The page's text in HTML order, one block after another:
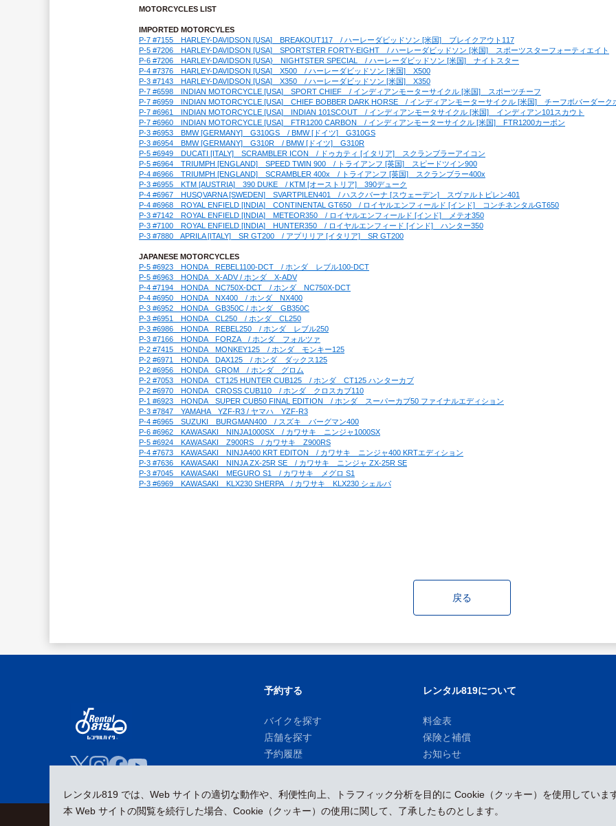
MOTORCYCLES LIST
IMPORTED MOTORCYLES
P-7 #7155　HARLEY-DAVIDSON [USA]　BREAKOUT117　/ ハーレーダビッドソン [米国]　ブレイクアウト117
P-5 #7206　HARLEY-DAVIDSON [USA]　SPORTSTER FORTY-EIGHT　/ ハーレーダビッドソン [米国]　スポーツスターフォーティエイト
P-6 #7206　HARLEY-DAVIDSON [USA}　NIGHTSTER SPECIAL　/ ハーレーダビッドソン [米国]　ナイトスター
P-4 #7376　HARLEY-DAVIDSON [USA]　X500　/ ハーレーダビッドソン [米国]　X500
P-3 #7143　HARLEY-DAVIDSON [USA]　X350　/ ハーレーダビッドソン [米国]　X350
P-7 #6598　INDIAN MOTORCYCLE [USA]　SPORT CHIEF　/ インディアンモーターサイクル [米国]　スポーツチーフ
P-7 #6959　INDIAN MOTORCYCLE [USA]　CHIEF BOBBER DARK HORSE　/ インディアンモーターサイクル [米国]　チーフボバーダーク
P-7 #6961　INDIAN MOTORCYCLE [USA]　INDIAN 101SCOUT　/ インディアンモータサイクル [米国]　インディアン101スカウト
P-7 #6960　INDIAN MOTORCYCLE [USA]　FTR1200 CARBON　/ インディアンモーターサイクル [米国]　FTR1200カーボン
P-3 #6953　BMW [GERMANY]　G310GS　/ BMW [ドイツ]　G310GS
P-3 #6954　BMW [GERMANY]　G310R　/ BMW [ドイツ]　G310R
P-5 #6949　DUCATI [ITALY]　SCRAMBLER ICON　/ ドゥカティ [イタリア]　スクランブラーアイコン
P-5 #6964　TRIUMPH [ENGLAND]　SPEED TWIN 900　/ トライアンフ [英国]　スピードツイン900
P-4 #6966　TRIUMPH [ENGLAND]　SCRAMBLER 400x　/ トライアンフ [英国]　スクランブラー400x
P-3 #6955　KTM [AUSTRIA]　390 DUKE　/ KTM [オーストリア]　390デューク
P-4 #6967　HUSQVARNA [SWEDEN]　SVARTPILEN401　/ ハスクバーナ [スウェーデン]　スヴァルトピレン401
P-4 #6968　ROYAL ENFIELD [INDIA]　CONTINENTAL GT650　/ ロイヤルエンフィールド [インド]　コンチネンタルGT650
P-3 #7142　ROYAL ENFIELD [INDIA]　METEOR350　/ ロイヤルエンフィールド [インド]　メテオ350
P-3 #7100　ROYAL ENFIELD [INDIA]　HUNTER350　/ ロイヤルエンフィード [インド]　ハンター350
P-3 #7880　APRILA [ITALY]　SR GT200　/ アプリリア [イタリア]　SR GT200
JAPANESE MOTORCYCLES
P-5 #6923　HONDA　REBEL1100-DCT　/ ホンダ　レブル100-DCT
P-5 #6963　HONDA　X-ADV / ホンダ　X-ADV
P-4 #7194　HONDA　NC750X-DCT　/ ホンダ　NC750X-DCT
P-4 #6950　HONDA　NX400　/ ホンダ　NX400
P-3 #6952　HONDA　GB350C / ホンダ　GB350C
P-3 #6951　HONDA　CL250　/ ホンダ　CL250
P-3 #6986　HONDA　REBEL250　/ ホンダ　レブル250
P-3 #7166　HONDA　FORZA　/ ホンダ　フォルツァ
P-2 #7415　HONDA　MONKEY125　/ ホンダ　モンキー125
P-2 #6971　HONDA　DAX125　/ ホンダ　ダックス125
P-2 #6956　HONDA　GROM　/ ホンダ　グロム
P-2 #7053　HONDA　CT125 HUNTER CUB125　/ ホンダ　CT125 ハンターカブ
P-2 #6970　HONDA　CROSS CUB110　/ ホンダ　クロスカブ110
P-1 #6923　HONDA　SUPER CUB50 FINAL EDITION　/ ホンダ　スーパーカブ50 ファイナルエディション
P-3 #7847　YAMAHA　YZF-R3 / ヤマハ　YZF-R3
P-4 #6965　SUZUKI　BURGMAN400　/ スズキ　バーグマン400
P-6 #6962　KAWASAKI　NINJA1000SX　/ カワサキ　ニンジャ1000SX
P-5 #6924　KAWASAKI　Z900RS　/ カワサキ　Z900RS
P-4 #7673　KAWASAKI　NINJA400 KRT EDITON　/ カワサキ　ニンジャ400 KRTエディション
P-3 #7636　KAWASAKI　NINJA ZX-25R SE　/ カワサキ　ニンジャ ZX-25R SE
P-3 #7045　KAWASAKI　MEGURO S1　/ カワサキ　メグロ S1
P-3 #6969　KAWASAKI　KLX230 SHERPA　/ カワサキ　KLX230 シェルパ
戻る
レンタル819 では、Web サイトの適切な動作や、利便性向上、トラフィック分析を目的に Cookie（クッキー）を使用していま
本 Web サイトの閲覧を続行した場合、Cookie（クッキー）の使用に関して、了承したものとします。
予約する
バイクを探す
店舗を探す
予約履歴
レンタル819について
料金表
保険と補償
お知らせ